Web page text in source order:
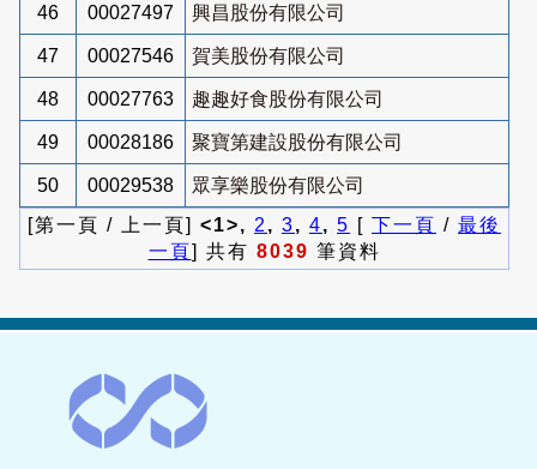
46 00027497 興昌股份有限公司
47 00027546 賀美股份有限公司
48 00027763 趣趣好食股份有限公司
49 00028186 聚寶第建設股份有限公司
50 00029538
眾享樂股份有限公司
[第一頁 / 上一頁] <1>, 2 , 3, 4, 5 [ 下一頁 / 最後
一頁] 共有 8039 筆資料